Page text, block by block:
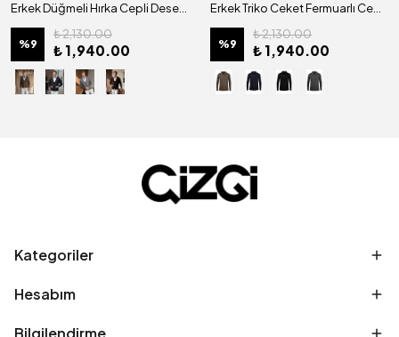
Erkek Düğmeli Hırka Cepli Desenli Çelik Örgü Klasik Kalıp - 5205M
%9
₺ 2,130.00
₺ 1,940.00
Erkek Triko Ceket Fermuarlı Cep Detaylı Desenli Kol Ve Bel Lastikli Çelik Örgü Klasik Kalıp - 4241K
%9
₺ 2,130.00
₺ 1,940.00
Kategoriler
Hesabım
Bilgilendirme